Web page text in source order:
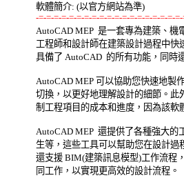
-=-=-=-=-=-=-=-=-=-=-=-=-=-=-=-=-=-=-
AutoCAD MEP  是一套專為建築、
工程師和設計師在建築設計過程中快
具備了 AutoCAD  的所有功能，同
AutoCAD MEP 可以協助您快速地製
切換，以更好地理解設計的細節。此
制工程項目的成本和進度，因為該
AutoCAD MEP  還提供了各種強大
生等，這些工具可以幫助您在設計
還支援 BIM(建築訊息模型)工作流程
同工作，以實現更高效的設計流程。